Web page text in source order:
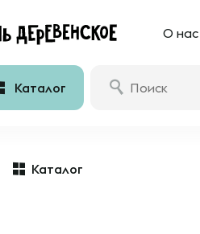
О нас
Каталог
Каталог